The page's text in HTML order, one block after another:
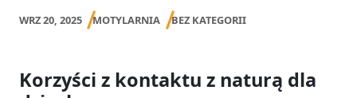
WRZ 20, 2025 MOTYLARNIA BEZ KATEGORII
Korzyści z kontaktu z naturą dla